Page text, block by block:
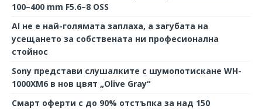
100–400 mm F5.6–8 OSS
AI не е най-голямата заплаха, а загубата на
усещането за собствената ни професионална
стойнос
Sony представи слушалките с шумопотискане WH-
1000XM6 в нов цвят „Olive Gray“
Смарт оферти с до 90% отстъпка за над 150